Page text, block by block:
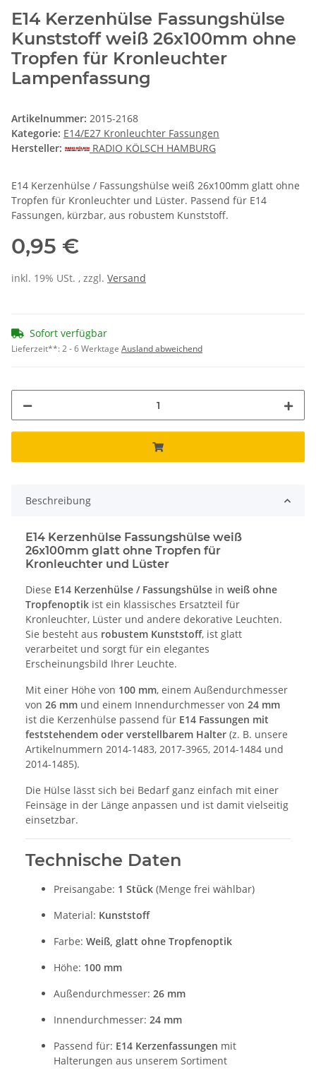
E14 Kerzenhülse Fassungshülse
Kunststoff weiß 26x100mm ohne
Tropfen für Kronleuchter
Lampenfassung
Artikelnummer: 2015-2168
Kategorie: E14/E27 Kronleuchter Fassungen
Hersteller:
RADIO KÖLSCH HAMBURG
E14 Kerzenhülse / Fassungshülse weiß 26x100mm glatt ohne
Tropfen für Kronleuchter und Lüster. Passend für E14
Fassungen, kürzbar, aus robustem Kunststoff.
0,95 €
inkl. 19% USt. , zzgl. Versand
Sofort verfügbar
Lieferzeit**:2 - 6 Werktage Ausland abweichend
Beschreibung
E14 Kerzenhülse Fassungshülse weiß
26x100mm glatt ohne Tropfen für
Kronleuchter und Lüster
Diese E14 Kerzenhülse / Fassungshülse in weiß ohne
Tropfenoptik ist ein klassisches Ersatzteil für
Kronleuchter, Lüster und andere dekorative Leuchten.
Sie besteht aus robustem Kunststoff, ist glatt
verarbeitet und sorgt für ein elegantes
Erscheinungsbild Ihrer Leuchte.
Mit einer Höhe von 100 mm, einem Außendurchmesser
von 26 mm und einem Innendurchmesser von 24 mm
ist die Kerzenhülse passend für E14 Fassungen mit
feststehendem oder verstellbarem Halter (z. B. unsere
Artikelnummern 2014-1483, 2017-3965, 2014-1484 und
2014-1485).
Die Hülse lässt sich bei Bedarf ganz einfach mit einer
Feinsäge in der Länge anpassen und ist damit vielseitig
einsetzbar.
Technische Daten
Preisangabe: 1 Stück (Menge frei wählbar)
Material: Kunststoff
Farbe: Weiß, glatt ohne Tropfenoptik
Höhe: 100 mm
Außendurchmesser: 26 mm
Innendurchmesser: 24 mm
Passend für: E14 Kerzenfassungen mit
Halterungen aus unserem Sortiment